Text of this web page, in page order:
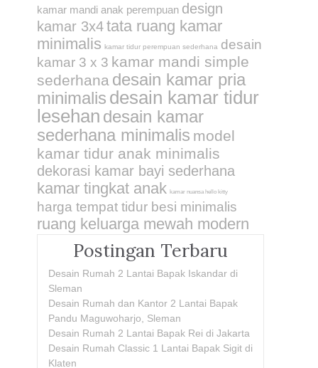
kamar mandi anak perempuan design
kamar 3x4 tata ruang kamar
minimalis kamar tidur perempuan sederhana desain
kamar 3 x 3 kamar mandi simple
sederhana desain kamar pria
minimalis desain kamar tidur
lesehan desain kamar
sederhana minimalis model
kamar tidur anak minimalis
dekorasi kamar bayi sederhana
kamar tingkat anak kamar nuansa hello kitty
harga tempat tidur besi minimalis
ruang keluarga mewah modern
Postingan Terbaru
Desain Rumah 2 Lantai Bapak Iskandar di
Sleman
Desain Rumah dan Kantor 2 Lantai Bapak
Pandu Maguwoharjo, Sleman
Desain Rumah 2 Lantai Bapak Rei di Jakarta
Desain Rumah Classic 1 Lantai Bapak Sigit di
Klaten